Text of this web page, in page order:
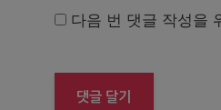
다음 번 댓글 작성을